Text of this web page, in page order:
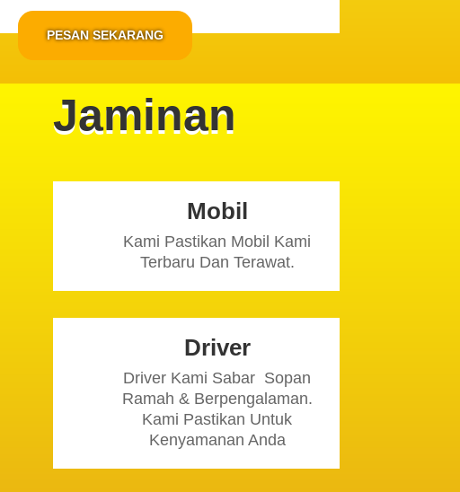
PESAN SEKARANG
Jaminan
Mobil
Kami Pastikan Mobil Kami
Terbaru Dan Terawat.
Driver
Driver Kami Sabar Sopan
Ramah & Berpengalaman.
Kami Pastikan Untuk
Kenyamanan Anda